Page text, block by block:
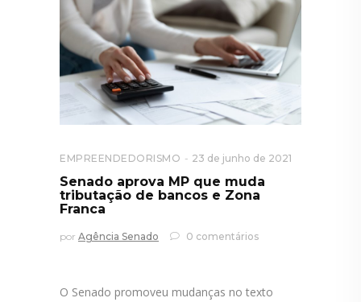
EMPREENDEDORISMO 23 de junho de 2021
Senado aprova MP que muda
tributação de bancos e Zona
Franca
por Agência Senado 0 comentários
O Senado promoveu mudanças no texto